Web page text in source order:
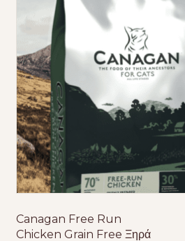
Canagan Free Run
Chicken Grain Free Ξηρά